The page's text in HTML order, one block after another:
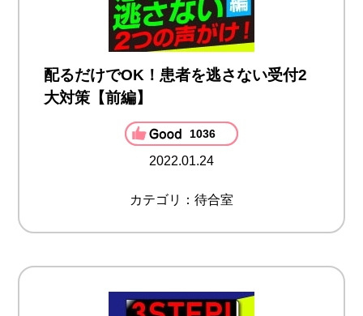
配るだけでOK！患者を逃さない受付2
大対策【前編】
1036
2022.01.24
カテゴリ：待合室